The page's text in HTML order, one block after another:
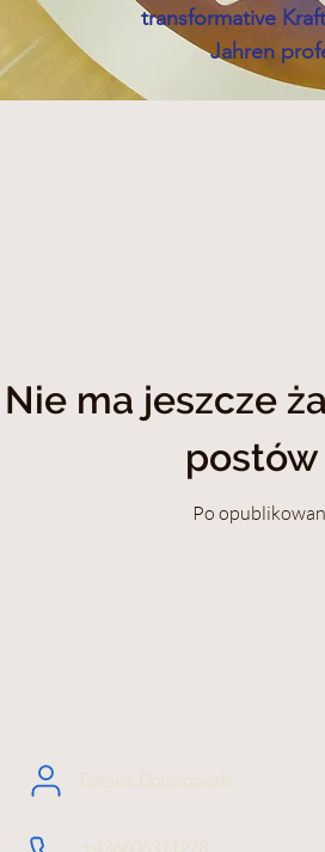
transformative
Jahren
Nie ma jeszcze
Po